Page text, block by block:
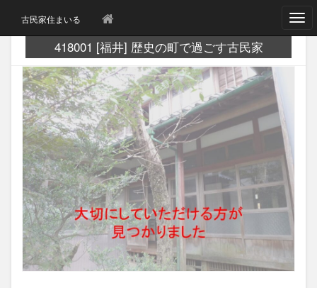
古民家住まいる
T
418001 [福井] 歴史の町で過ごす古民家